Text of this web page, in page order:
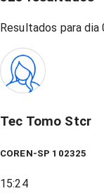
Resultados para dia
Tec Tomo Stcr
COREN-SP 102325
15:24